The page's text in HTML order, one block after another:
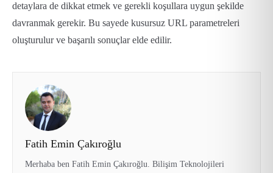
detaylara de dikkat etmek ve gerekli koşullara uygun şekilde
davranmak gerekir. Bu sayede kusursuz URL parametreleri
oluşturulur ve başarılı sonuçlar elde edilir.
Fatih Emin Çakıroğlu
Merhaba ben Fatih Emin Çakıroğlu. Bilişim Teknolojileri